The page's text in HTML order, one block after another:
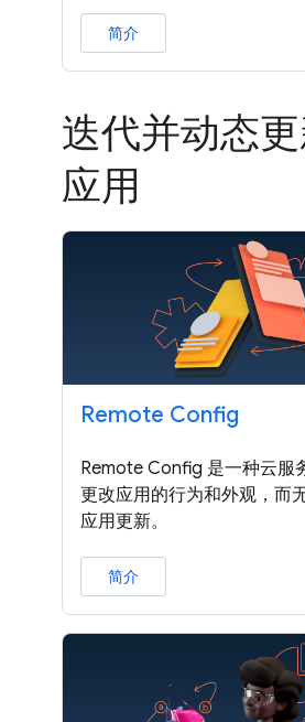
简介
迭代并动态
应用
Remote Config
Remote Config 是一种云服
更改应用的行为和外观，而
应用更新。
简介